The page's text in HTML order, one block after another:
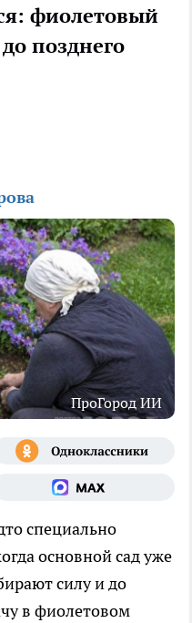
фиолетовый
позднего
ПроГород ИИ
специально
основной сад уже
силу и до
в фиолетовом